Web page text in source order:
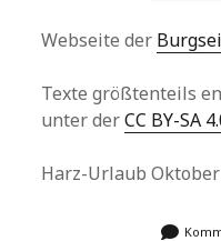
Webseite der
Texte größtenteils
unter derCC BY-SA
Harz-Urlaub